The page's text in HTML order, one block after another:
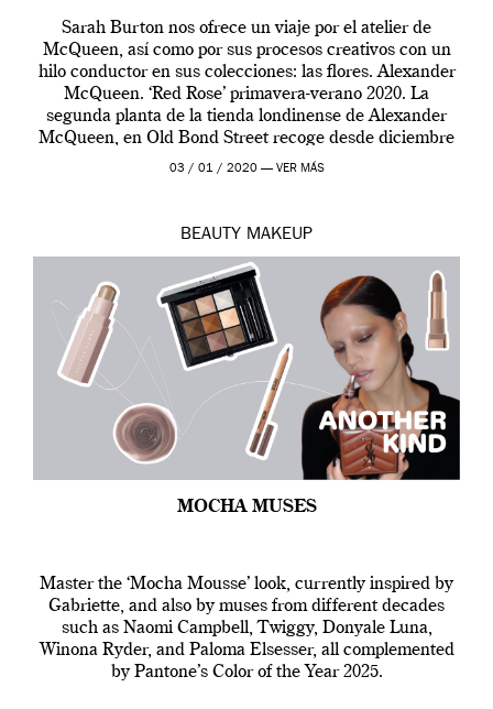
Sarah Burton nos ofrece un viaje por el atelier de
McQueen, así como por sus procesos creativos con un
hilo conductor en sus colecciones: las flores. Alexander
McQueen. ‘Red Rose’ primavera-verano 2020. La
segunda planta de la tienda londinense de Alexander
McQueen, en Old Bond Street recoge desde diciembre
de 2019 hasta final de abril […]
03 / 01 / 2020 — VER MÁS
BEAUTY MAKEUP
MOCHA MUSES
Master the ‘Mocha Mousse’ look, currently inspired by
Gabriette, and also by muses from different decades
such as Naomi Campbell, Twiggy, Donyale Luna,
Winona Ryder, and Paloma Elsesser, all complemented
by Pantone’s Color of the Year 2025.